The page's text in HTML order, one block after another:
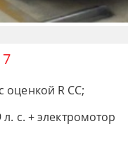
оценкой R СС;
л. с. + электромотор